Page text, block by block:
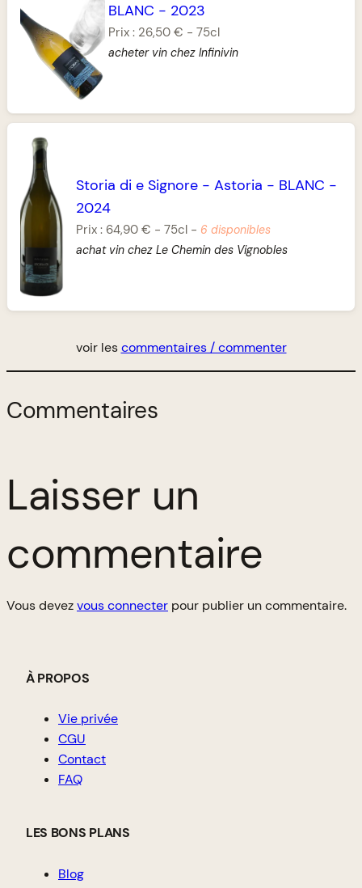
BLANC - 2023
Prix : 26,50 € -75cl
acheter vin chez Infinivin
Storia di e Signore -Astoria - BLANC -
2024
Prix : 64,90 € -75cl - 6 disponibles
achat vin chez Le Chemin des Vignobles
voir lescommentaires / commenter
Commentaires
Laisser un
commentaire
Vous devezvous connecter pour publier un commentaire.
À PROPOS
Vie privée
CGU
Contact
FAQ
LES BONS PLANS
Blog